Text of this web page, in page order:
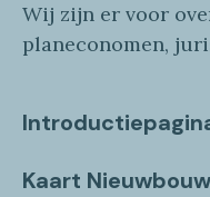
Wij zijn er voor
planeconomen,
Kaart